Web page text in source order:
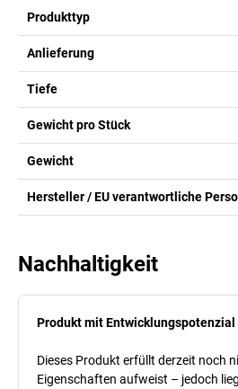
Produkttyp
Anlieferung
Tiefe
Gewicht pro Stück
Gewicht
Hersteller / EU verantwortliche
Nachhaltigkeit
Produkt mit Entwicklungspotenzial
Dieses Produkt erfüllt derzeit noch
Eigenschaften aufweist – jedoch